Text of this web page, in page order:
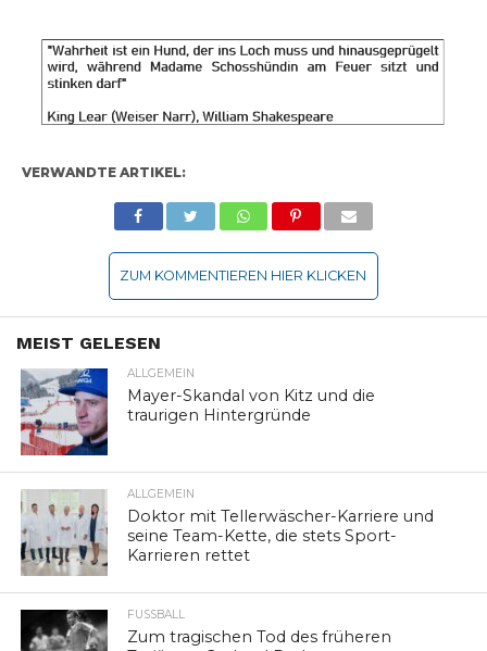
VERWANDTE ARTIKEL:
ZUM KOMMENTIEREN HIER KLICKEN
MEIST GELESEN
ALLGEMEIN
Mayer-Skandal von Kitz und die
traurigen Hintergründe
ALLGEMEIN
Doktor mit Tellerwäscher-Karriere und
seine Team-Kette, die stets Sport-
Karrieren rettet
FUSSBALL
Zum tragischen Tod des früheren